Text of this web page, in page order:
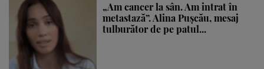
„Am cancer la sân. Am intrat în
metastază”. Alina Pușcău, mesaj
tulburător de pe patul...